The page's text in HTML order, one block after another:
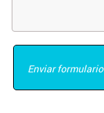
Enviar formulario